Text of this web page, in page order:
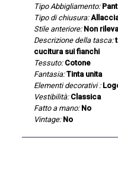
Tipo Abbigliamento:
Tipo di chiusura:
Stile anteriore: Non
Descrizione della tasca:
cucitura sui fianchi
Tessuto: Cotone
Fantasia: Tinta unita
Elementi decorativi :
Vestibilità: Classica
Fatto a mano: No
Vintage: No